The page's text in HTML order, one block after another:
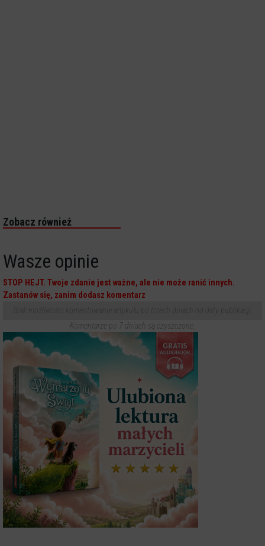
Zobacz również
Wasze opinie
STOP HEJT. Twoje zdanie jest ważne, ale nie może ranić innych.
Zastanów się, zanim dodasz komentarz
Komentarze po 7 dniach są czyszczone.